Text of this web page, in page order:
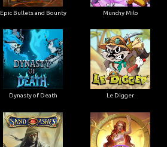
Epic Bullets and Bounty Munchy Milo
Dynasty of Death Le Digger